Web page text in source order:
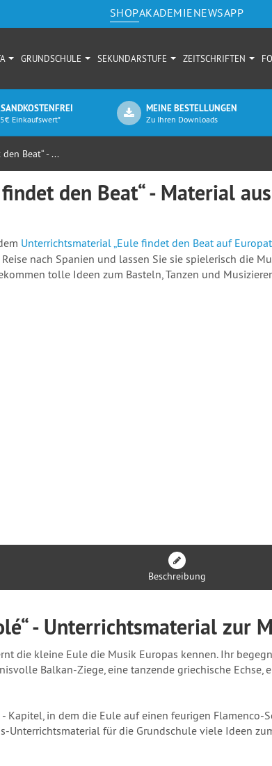
SHOPAKADEMIENEWSAPP
GRUNDSCHULE SEKUNDARSTUFE ZEITSCHRIFTEN
Einkaufswert*
MEINE BESTELLUNGEN
Zu Ihren Downloads
Beat“ - ...
den Beat“ - Material aus
Unterrichtsmaterial „Eule findet den Beat auf
nach Spanien und lassen Sie sie spielerisch die
tolle Ideen zum Basteln, Tanzen und
Beschreibung
- Unterrichtsmaterial zur
die kleine Eule die Musik Europas kennen. Ihr
Balkan-Ziege, eine tanzende griechische
Kapitel, in dem die Eule auf einen feurigen
Unterrichtsmaterial für die Grundschule viele Ideen